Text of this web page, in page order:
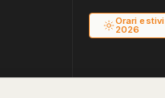
Orari estivi
2026